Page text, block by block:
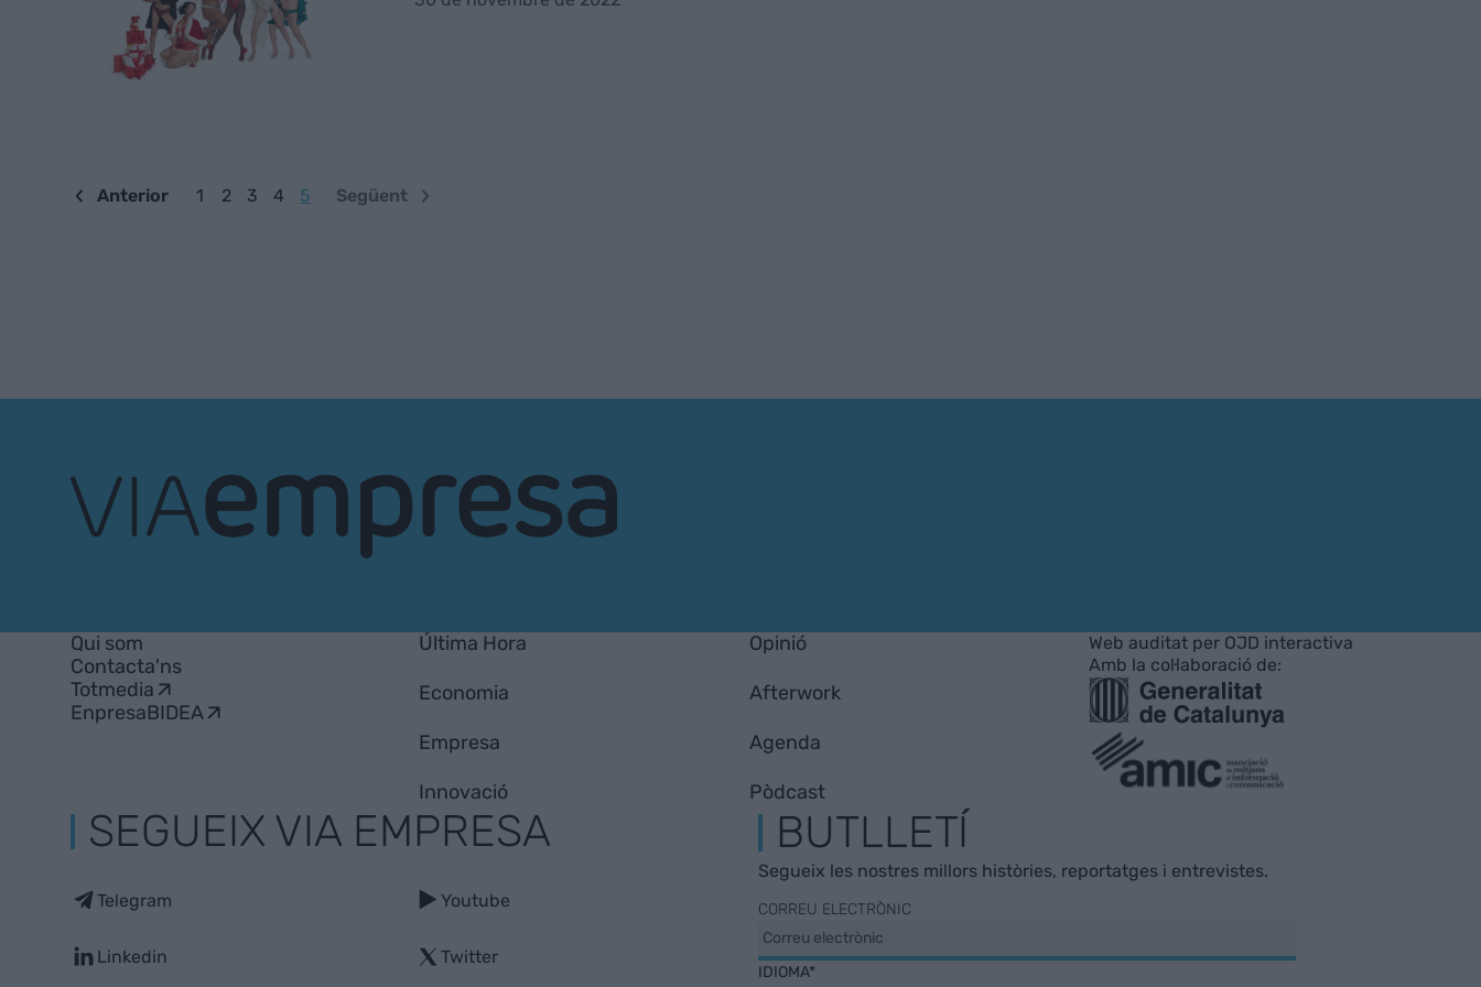
Anterior 1 2 3 4 5 Següent
Qui som
Contacta'ns
Totmedia
EnpresaBIDEA
Última Hora
Economia
Empresa
Innovació
Opinió
Afterwork
Agenda
Pòdcast
Web auditat per OJD interactiva
Amb la col·laboració de:
SEGUEIX VIA EMPRESA
Telegram
Linkedin
Youtube
Twitter
BUTLLETÍ
Segueix les nostres millors històries, reportatges i entrevistes.
CORREU ELECTRÒNIC
IDIOMA*